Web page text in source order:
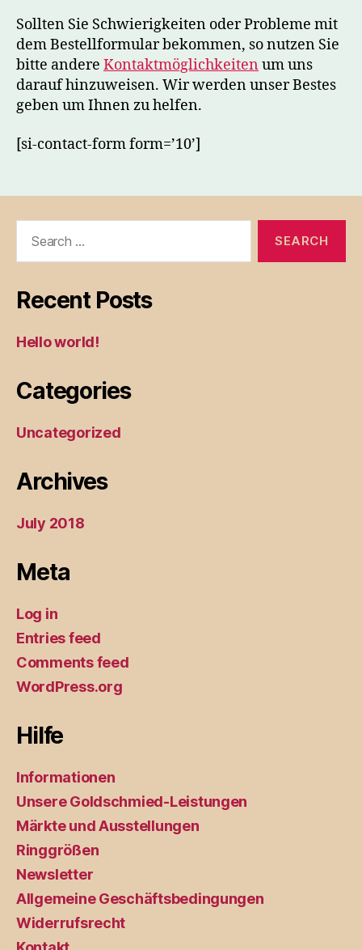
Sollten Sie Schwierigkeiten oder Probleme mit
dem Bestellformular bekommen, so nutzen Sie
bitte andere Kontaktmöglichkeiten um uns
darauf hinzuweisen. Wir werden unser Bestes
geben um Ihnen zu helfen.
[si-contact-form form=’10’]
Recent Posts
Hello world!
Categories
Uncategorized
Archives
July 2018
Meta
Log in
Entries feed
Comments feed
WordPress.org
Hilfe
Informationen
Unsere Goldschmied-Leistungen
Märkte und Ausstellungen
Ringgrößen
Newsletter
Allgemeine Geschäftsbedingungen
Widerrufsrecht